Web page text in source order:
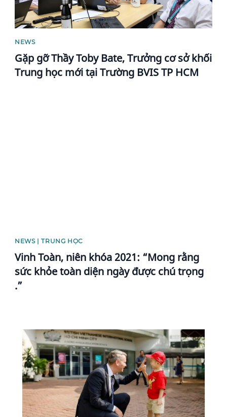
NEWS
Gặp gỡ Thầy Toby Bate, Trưởng cơ sở khối
Trung học mới tại Trường BVIS TP HCM
NEWS | TRUNG HỌC
Vinh Toàn, niên khóa 2021: “Mong rằng
sức khỏe toàn diện ngày được chú trọng
.”
News image